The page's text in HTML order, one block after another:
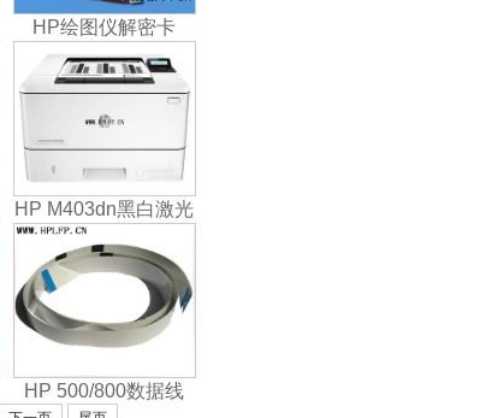
HP绘图仪解密卡
HP M403dn黑白激光
HP 500/800数据线